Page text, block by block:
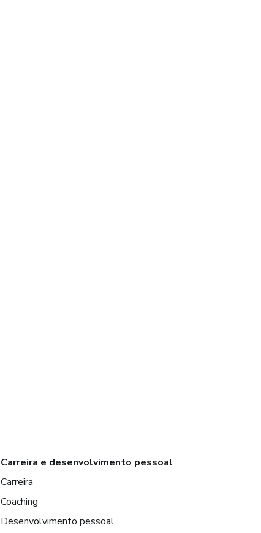
Carreira e desenvolvimento pessoal
Carreira
Coaching
Desenvolvimento pessoal